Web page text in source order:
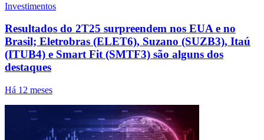
Investimentos
Resultados do 2T25 surpreendem nos EUA e no
Brasil; Eletrobras (ELET6), Suzano (SUZB3), Itaú
(ITUB4) e Smart Fit (SMTF3) são alguns dos
destaques
Há 12 meses